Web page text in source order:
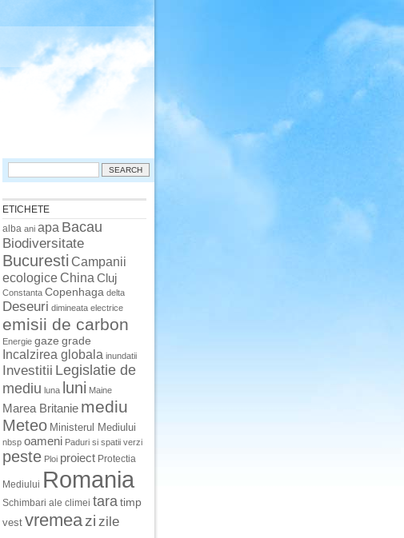
Search
ETICHETE
alba ani apa Bacau
Biodiversitate
Bucuresti Campanii
ecologiceChina Cluj
Constanta Copenhaga delta
Deseuri dimineata electrice
emisii de carbon
Energie gaze grade
Incalzirea globala inundatii
Investitii Legislatie de
mediu luna luni Maine
Marea Britanie mediu
Meteo Ministerul Mediului
nbsp oameni Paduri si spatii verzi
peste Ploi proiect Protectia
Mediului Romania
Schimbari ale climei taratimp
vest vremeazi zile